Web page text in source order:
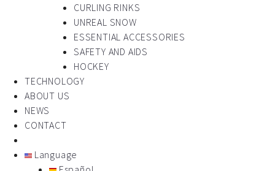
CURLING RINKS
UNREAL SNOW
ESSENTIAL ACCESSORIES
SAFETY AND AIDS
HOCKEY
TECHNOLOGY
ABOUT US
NEWS
CONTACT
Language